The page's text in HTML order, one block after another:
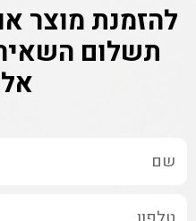
להזמנת מוצר
תשלום